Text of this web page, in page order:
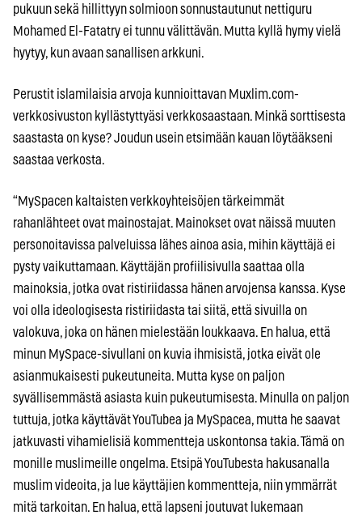
pukuun sekä hillittyyn solmioon sonnustautunut nettiguru
Mohamed El-Fatatry ei tunnu välittävän. Mutta kyllä hymy vielä
hyytyy, kun avaan sanallisen arkkuni.
Perustit islamilaisia arvoja kunnioittavan Muxlim.com-
verkkosivuston kyllästyttyäsi verkkosaastaan. Minkä sorttisesta
saastasta on kyse? Joudun usein etsimään kauan löytääkseni
saastaa verkosta.
“MySpacen kaltaisten verkkoyhteisöjen tärkeimmät
rahanlähteet ovat mainostajat. Mainokset ovat näissä muuten
personoitavissa palveluissa lähes ainoa asia, mihin käyttäjä ei
pysty vaikuttamaan. Käyttäjän profiilisivulla saattaa olla
mainoksia, jotka ovat ristiriidassa hänen arvojensa kanssa. Kyse
voi olla ideologisesta ristiriidasta tai siitä, että sivuilla on
valokuva, joka on hänen mielestään loukkaava. En halua, että
minun MySpace-sivullani on kuvia ihmisistä, jotka eivät ole
asianmukaisesti pukeutuneita. Mutta kyse on paljon
syvällisemmästä asiasta kuin pukeutumisesta. Minulla on paljon
tuttuja, jotka käyttävät YouTubea ja MySpacea, mutta he saavat
jatkuvasti vihamielisiä kommentteja uskontonsa takia. Tämä on
monille muslimeille ongelma. Etsipä You­Tubesta hakusanalla
muslim videoita, ja lue käyttäjien kommentteja, niin ymmärrät
mitä tarkoitan. En halua, että lapseni joutuvat lukemaan